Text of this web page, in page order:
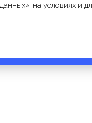
данных», на условиях и